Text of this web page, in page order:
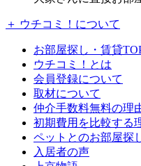
＋ ウチコミ！について
お部屋探し・賃貸
ウチコミ！とは
会員登録について
取材について
仲介手数料無料の理
初期費用を比較する
ペットとのお部屋探
入居者の声